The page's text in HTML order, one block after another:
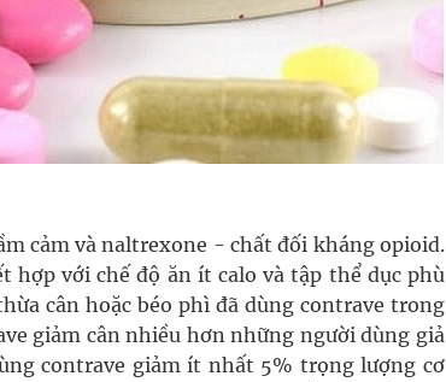
cảm và naltrexone - chất đối kháng opioid.
hợp với chế độ ăn ít calo và tập thể dục phù
cân hoặc béo phì đã dùng contrave trong
giảm cân nhiều hơn những người dùng giả
contrave giảm ít nhất 5% trọng lượng cơ